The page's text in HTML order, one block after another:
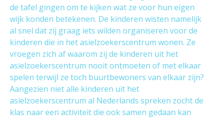
de tafel gingen om te kijken wat ze voor hun eigen
wijk konden betekenen. De kinderen wisten namelijk
al snel dat zij graag iets wilden organiseren voor de
kinderen die in het asielzoekerscentrum wonen. Ze
vroegen zich af waarom zij de kinderen uit het
asielzoekerscentrum nooit ontmoeten of met elkaar
spelen terwijl ze toch buurtbewoners van elkaar zijn?
Aangezien niet alle kinderen uit het
asielzoekerscentrum al Nederlands spreken zocht de
klas naar een activiteit die ook samen gedaan kan